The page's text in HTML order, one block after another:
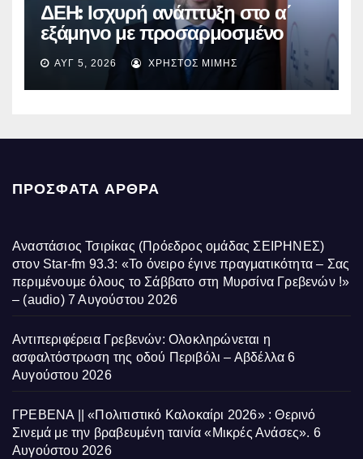
ΔΕΗ: Ισχυρή ανάπτυξη στο α΄
εξάμηνο με προσαρμοσμένο
EBITDA στα €1,2 δισ.
ΑΥΓ 5, 2026 ΧΡΉΣΤΟΣ ΜΊΜΗΣ
ΠΡΌΣΦΑΤΑ ΆΡΘΡΑ
Αναστάσιος Τσιρίκας (Πρόεδρος ομάδας ΣΕΙΡΗΝΕΣ)
στον Star-fm 93.3: «Το όνειρο έγινε πραγματικότητα – Σας
περιμένουμε όλους το Σάββατο στη Μυρσίνα Γρεβενών !»
– (audio) 7 Αυγούστου 2026
Αντιπεριφέρεια Γρεβενών: Ολοκληρώνεται η
ασφαλτόστρωση της οδού Περιβόλι – Αβδέλλα 6
Αυγούστου 2026
ΓΡΕΒΕΝΑ || «Πολιτιστικό Καλοκαίρι 2026» : Θερινό
Σινεμά με την βραβευμένη ταινία «Μικρές Ανάσες». 6
Αυγούστου 2026